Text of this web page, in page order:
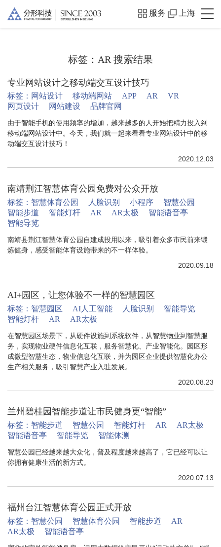
服务 上海
标签： AR 搜索结果
专业网站设计之移动端交互设计技巧
标签： 网站设计 移动端网站 APP AR
VR
网页设计
网站建设 品牌官网
由于智能手机的使用频率的增加，越来越多的人开始把精力投入到
移动端网站设计中。今天，我们就一起来看看专业网站设计中的移
动端交互设计技巧！
2020.12.03
南靖荆江智慧体育公园免费对公众开放
标签： 智慧体育公园 人脸识别 小程序
智慧公园
智能步道
智能灯杆 AR AR太极
智能语音亭
智能导览
南靖县荆江智慧体育公园自建成投用以来，吸引着众多市民前来锻
炼健身，感受智能体育设施带来的不一样体验。
2020.09.18
AI+园区，让您体验不一样的智慧园区
标签： 智慧园区 AI人工智能 人脸识别
智能导览
智能灯杆
AR AR太极
在智慧园区场景下，从硬件设施到系统软件，从智慧物业到智慧服
务，实现物业硬件信息化互联，服务智慧化、产业智能化。园区形
成微型智慧生态，物业信息化互联，并为园区企业提供智慧化办公
生产相关服务，吸引智慧产业入驻发展。
2020.08.23
兰州碧桂园智能步道让市民健身更“智能”
标签： 智能步道 智慧公园 智能灯杆 AR
AR太极
智能语音亭
智能导览 智能体测
智慧公园已经越来越大众化，普及程度越来越高了，它已经可以让
你拥有健康生活的新方式。
2020.07.13
福州台江智慧体育公园正式开放
标签： 智慧公园 智慧体育公园 智能步道
AR
AR太极
智能语音亭